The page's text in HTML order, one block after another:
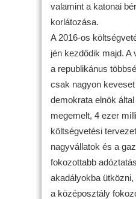
valamint a katonai
korlátozása.
A 2016-os
jén kezdődik majd.
a republikánus
csak nagyon
demokrata elnök
megemelt, 4 ezer
költségvetési
nagyvállatok és a
fokozottabb
akadályokba
a középosztály